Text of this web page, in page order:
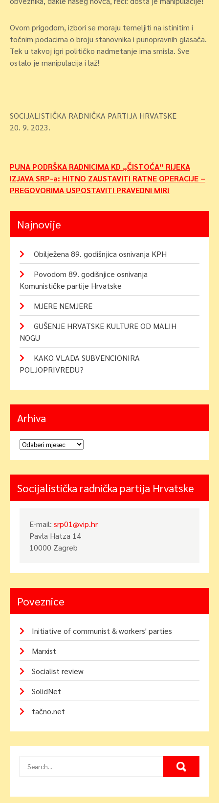
Ovom prigodom, izbori se moraju temeljiti na istinitim i
točnim podacima o broju stanovnika i punopravnih glasača.
Tek u takvoj igri političko nadmetanje ima smisla. Sve
ostalo je manipulacija i laž!
SOCIJALISTIČKA RADNIČKA PARTIJA HRVATSKE
20. 9. 2023.
Navigacija
objava
PUNA PODRŠKA RADNICIMA KD „ČISTOĆA“ RIJEKA
IZJAVA SRP-a: HITNO ZAUSTAVITI RATNE OPERACIJE –
PREGOVORIMA USPOSTAVITI PRAVEDNI MIR!
Najnovije
Obilježena 89. godišnjica osnivanja KPH
Povodom 89. godišnjice osnivanja
Komunističke partije Hrvatske
MJERE NEMJERE
GUŠENJE HRVATSKE KULTURE OD MALIH
NOGU
KAKO VLADA SUBVENCIONIRA
POLJOPRIVREDU?
Arhiva
Arhiva
Socijalistička radnička partija Hrvatske
E-mail: srp01@vip.hr
Pavla Hatza 14
10000 Zagreb
Poveznice
Initiative of communist & workers' parties
Marxist
Socialist review
SolidNet
tačno.net